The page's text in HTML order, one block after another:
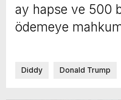
ay hapse ve 500
ödemeye
Diddy Donald Trump